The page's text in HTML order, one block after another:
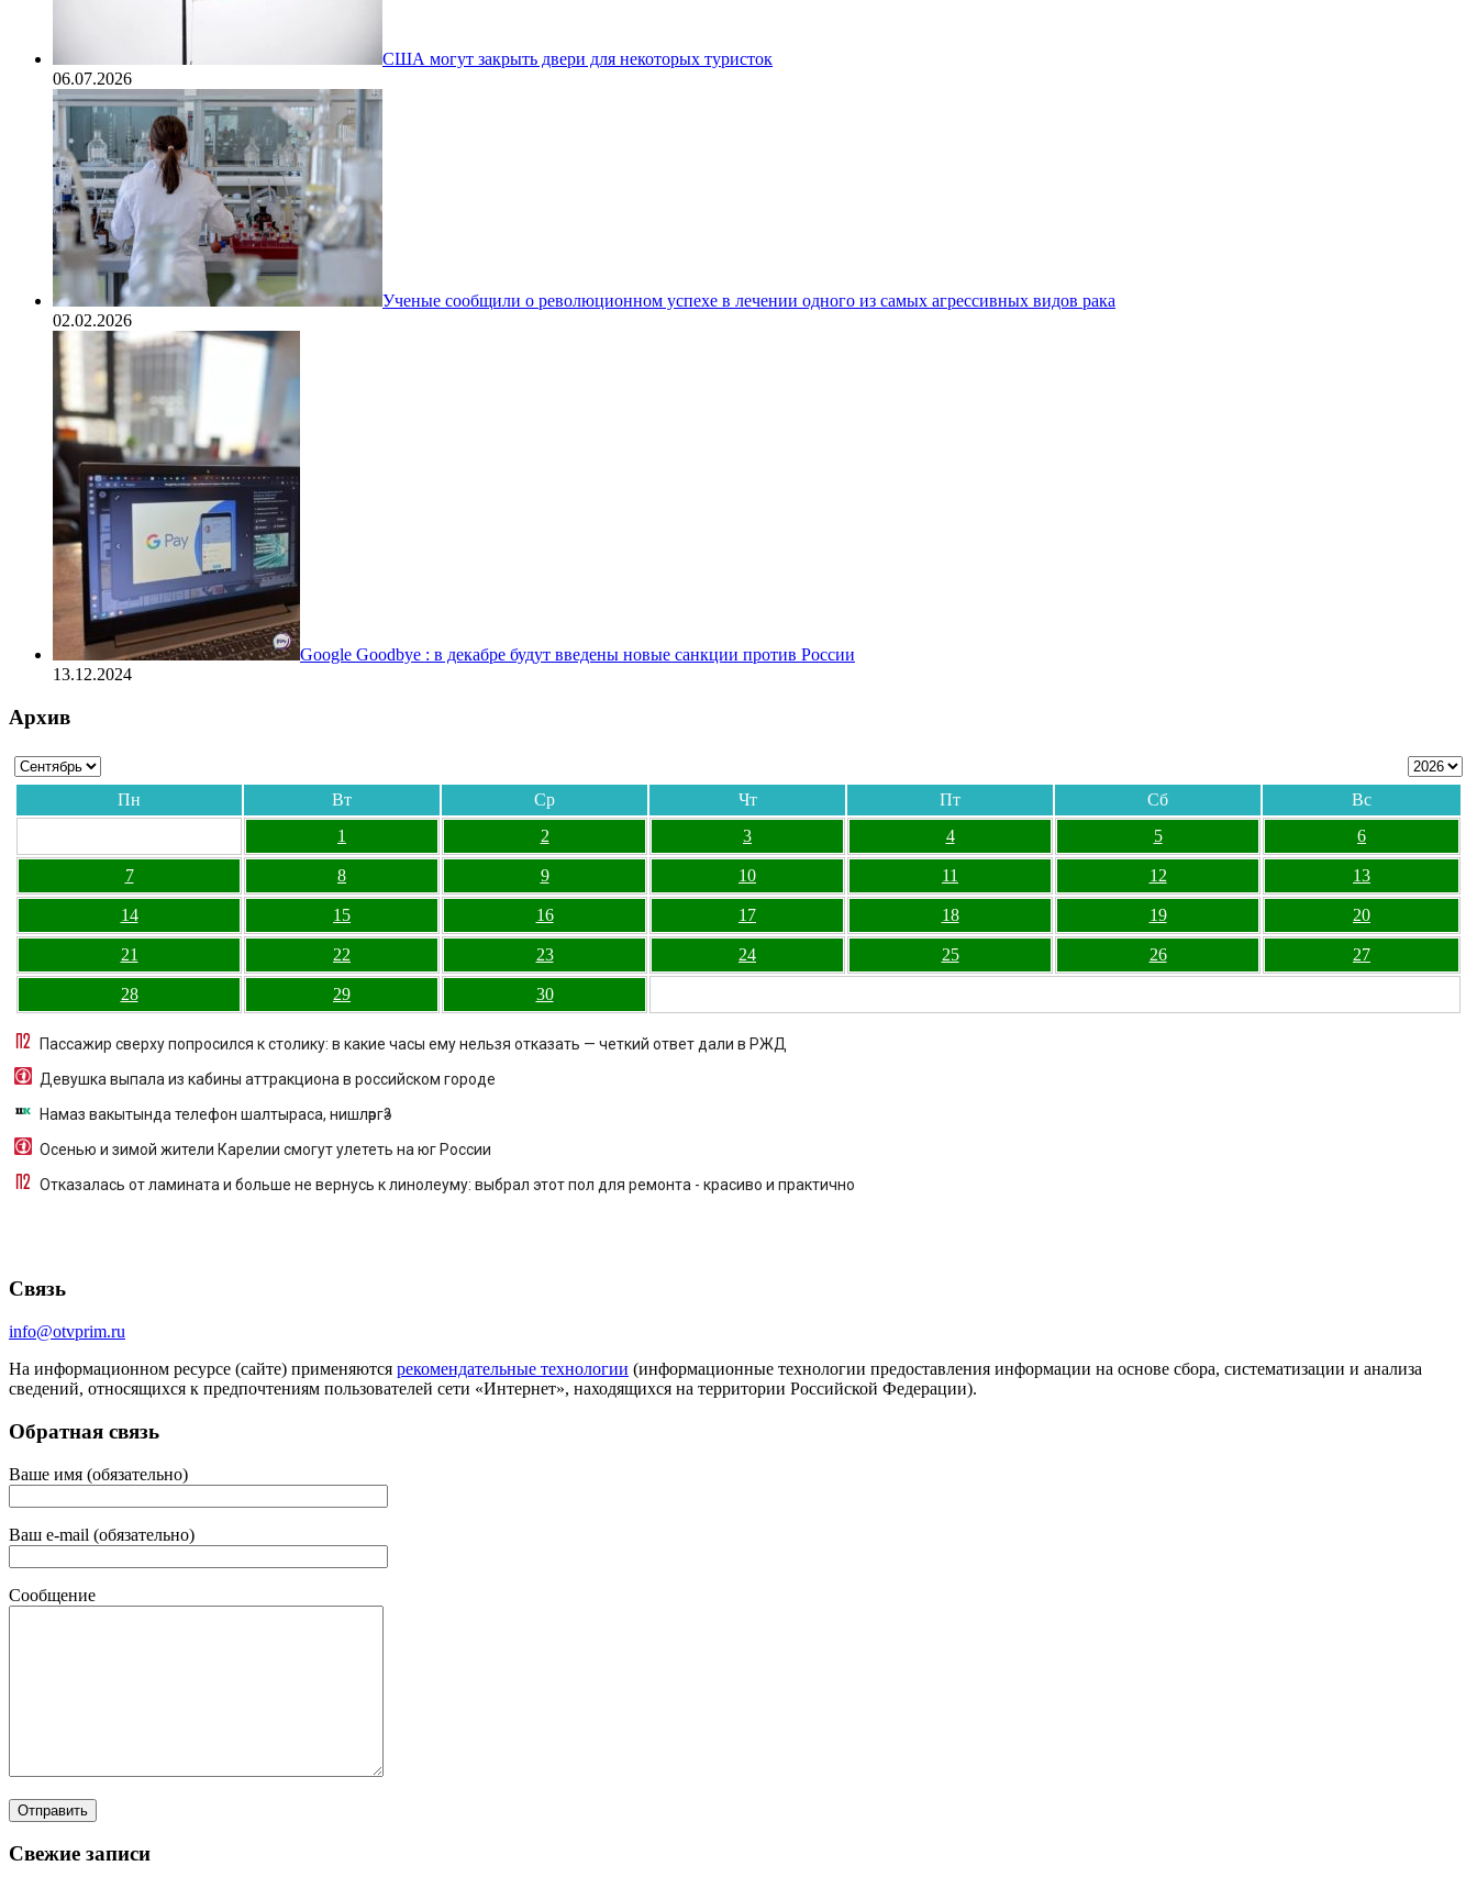
США могут закрыть двери для некоторых туристок
06.07.2026
Ученые сообщили о революционном успехе в лечении одного из самых агрессивных видов рака
02.02.2026
Google Goodbye : в декабре будут введены новые санкции против России
13.12.2024
Архив
Пн Вт Ср Чт Пт Сб
Вс
1
2 3 4 5 6
7 8 9 10 11 12 13
14 15 16 17 18 19 20
21 22 23 24 25 26 27
28 29 30
Пассажир сверху попросился к столику: в какие часы ему нельзя отказать — четкий ответ дали в РЖД
Девушка выпала из кабины аттракциона в российском городе
Намаз вакытында телефон шалтыраса, нишләргә?
Осенью и зимой жители Карелии смогут улететь на юг России
Отказалась от ламината и больше не вернусь к линолеуму: выбрал этот пол для ремонта - красиво и практично
Связь
info@otvprim.ru
На информационном ресурсе (сайте) применяются рекомендательные технологии (информационные технологии предоставления информации на основе сбора, систематизации и анализа
сведений, относящихся к предпочтениям пользователей сети «Интернет», находящихся на территории Российской Федерации).
Обратная связь
Ваше имя (обязательно)
Ваш e-mail (обязательно)
Сообщение
Свежие записи